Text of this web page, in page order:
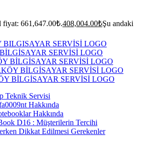
fiyat: 661,647.00₺.408,004.00₺Şu andaki
Teknik Servisi
Hakkında
Hakkında
D16 : Müşterilerin Tercihi
Dikkat Edilmesi Gerekenler